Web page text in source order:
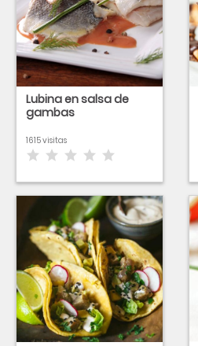
Lubina en salsa de
gambas
1615 visitas